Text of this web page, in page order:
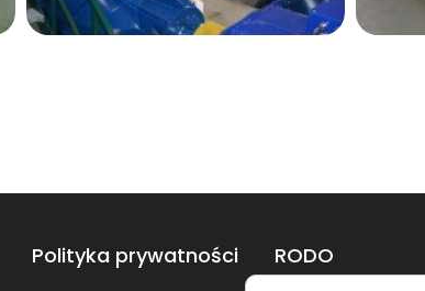
Polityka prywatności RODO